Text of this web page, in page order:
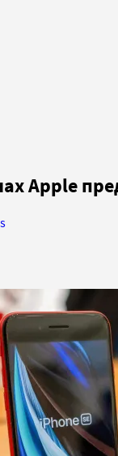
Apple